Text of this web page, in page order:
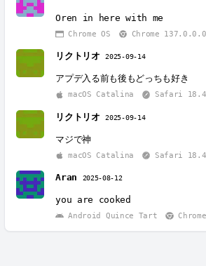
Oren in here with me
Chrome OS Chrome 137.0.0.0
リクトリオ 2025-09-14
アプデ入る前も後もどっちも好き
macOS Catalina Safari 18.4
リクトリオ 2025-09-14
マジで神
macOS Catalina Safari 18.4
Aran 2025-08-12
you are cooked
Android Quince Tart